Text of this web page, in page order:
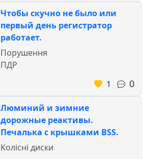
Чтобы скучно не было или
первый день регистратор
работает.
Порушення
ПДР
1
0
Люминий и зимние
дорожные реактивы.
Печалька с крышками BSS.
Колісні диски